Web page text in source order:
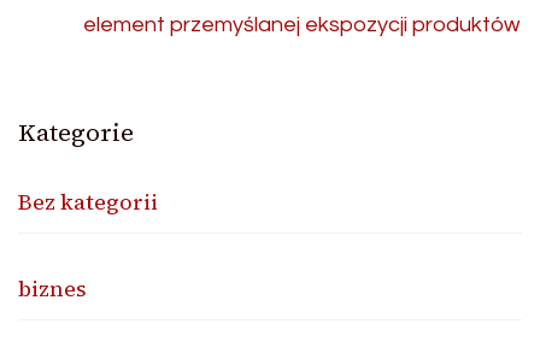
element przemyślanej ekspozycji produktów
Kategorie
Bez kategorii
biznes